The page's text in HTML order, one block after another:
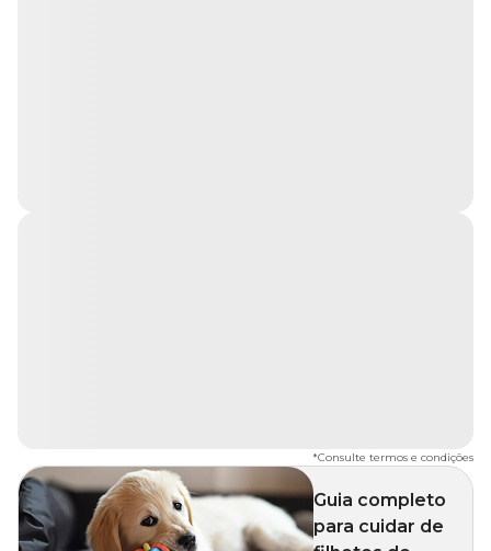
*Consulte termos e condições
Guia completo
para cuidar de